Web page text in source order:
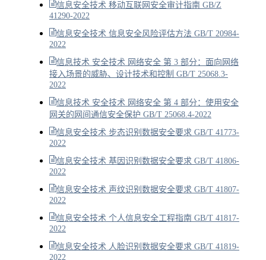
信息安全技术 移动互联网安全审计指南 GB/Z
41290-2022
信息安全技术 信息安全风险评估方法 GB/T 20984-
2022
信息技术 安全技术 网络安全 第 3 部分：面向网络
接入场景的威胁、设计技术和控制 GB/T 25068.3-
2022
信息技术 安全技术 网络安全 第 4 部分：使用安全
网关的网间通信安全保护 GB/T 25068.4-2022
信息安全技术 步态识别数据安全要求 GB/T 41773-
2022
信息安全技术 基因识别数据安全要求 GB/T 41806-
2022
信息安全技术 声纹识别数据安全要求 GB/T 41807-
2022
信息安全技术 个人信息安全工程指南 GB/T 41817-
2022
信息安全技术 人脸识别数据安全要求 GB/T 41819-
2022